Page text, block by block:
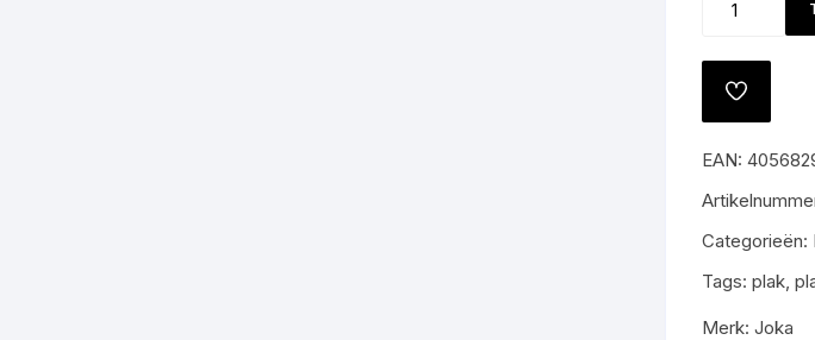
All-
€57,95,-
m2
gelegd
aantal
AAN
EAN:
Categorieën:
Tags: plak,
Merk: Joka